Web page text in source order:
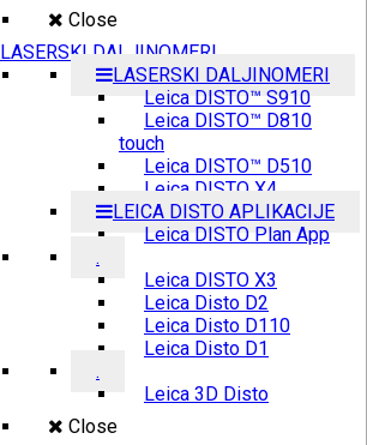
Close
LASERSKI DALJINOMERI
LASERSKI DALJINOMERI
Leica DISTO™ S910
Leica DISTO™ D810
touch
Leica DISTO™ D510
Leica DISTO X4
LEICA DISTO APLIKACIJE
Leica DISTO Plan App
.
Leica DISTO X3
Leica Disto D2
Leica Disto D110
Leica Disto D1
.
Leica 3D Disto
Close